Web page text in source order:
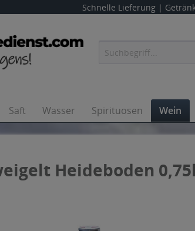
Schnelle Lieferung |
Saft Wasser Spirituosen Wein
Heideboden 0,75l